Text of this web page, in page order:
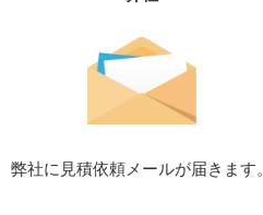
弊社に見積依頼メールが届きます。